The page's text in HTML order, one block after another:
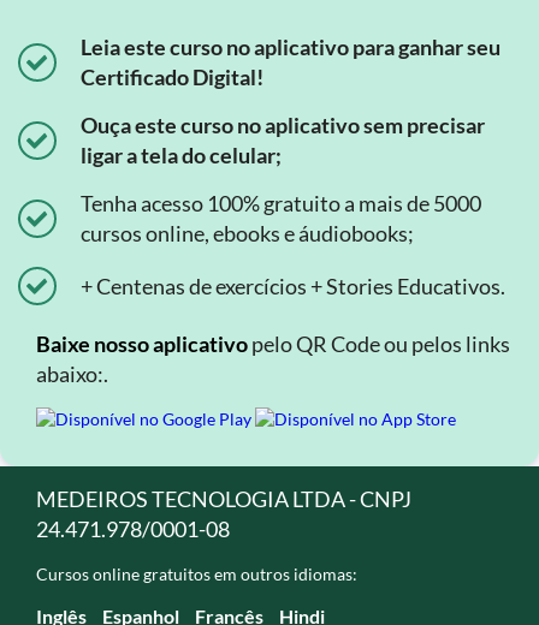
Leia este curso no aplicativo para ganhar seu
Certificado Digital!
Ouça este curso no aplicativo sem precisar
ligar a tela do celular;
Tenha acesso 100% gratuito a mais de 5000
cursos online, ebooks e áudiobooks;
+ Centenas de exercícios + Stories Educativos.
Baixe nosso aplicativopelo QR Code ou pelos links
abaixo:.
MEDEIROS TECNOLOGIA LTDA - CNPJ
24.471.978/0001-08
Cursos online gratuitos em outros idiomas:
Inglês Espanhol Francês Hindi